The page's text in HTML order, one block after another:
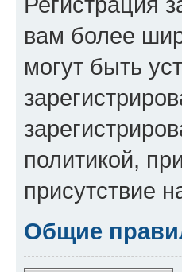
вам более
могут быть
политикой,
присутствие
Общие